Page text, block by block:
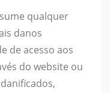
qualquer
danos
de acesso aos
do website ou